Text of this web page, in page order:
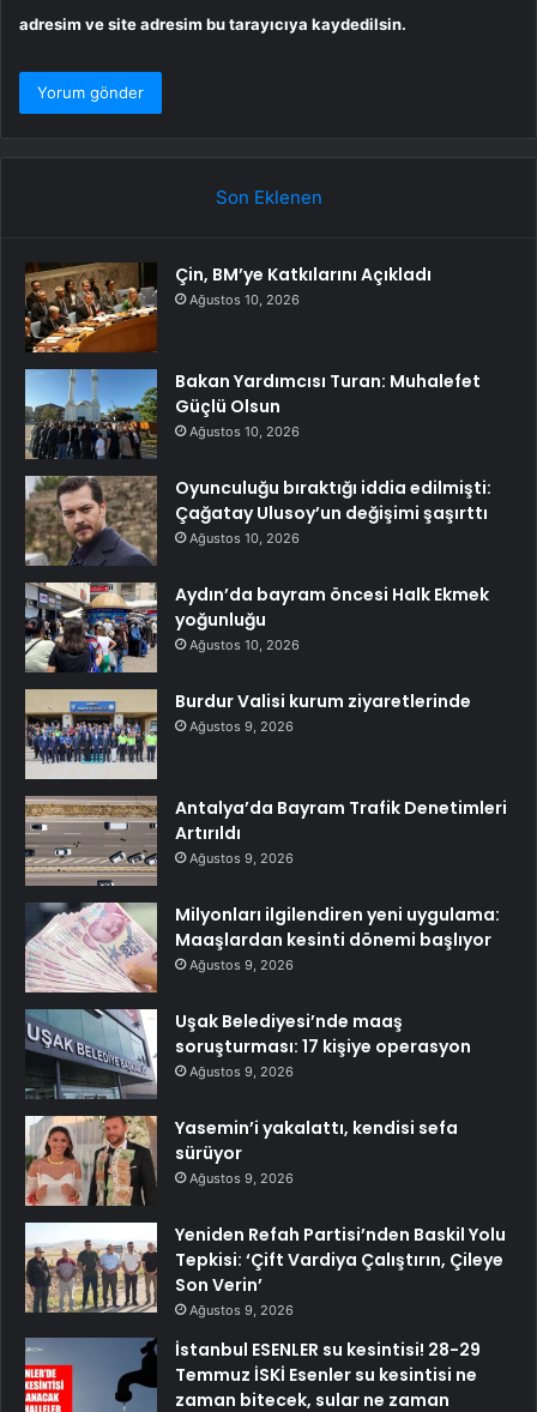
adresim ve site adresim bu tarayıcıya kaydedilsin.
Son Eklenen
Çin, BM’ye Katkılarını Açıkladı
Ağustos 10, 2026
Bakan Yardımcısı Turan: Muhalefet
Güçlü Olsun
Ağustos 10, 2026
Oyunculuğu bıraktığı iddia edilmişti:
Çağatay Ulusoy’un değişimi şaşırttı
Ağustos 10, 2026
Aydın’da bayram öncesi Halk Ekmek
yoğunluğu
Ağustos 10, 2026
Burdur Valisi kurum ziyaretlerinde
Ağustos 9, 2026
Antalya’da Bayram Trafik Denetimleri
Artırıldı
Ağustos 9, 2026
Milyonları ilgilendiren yeni uygulama:
Maaşlardan kesinti dönemi başlıyor
Ağustos 9, 2026
Uşak Belediyesi’nde maaş
soruşturması: 17 kişiye operasyon
Ağustos 9, 2026
Yasemin’i yakalattı, kendisi sefa
sürüyor
Ağustos 9, 2026
Yeniden Refah Partisi’nden Baskil Yolu
Tepkisi: ‘Çift Vardiya Çalıştırın, Çileye
Son Verin’
Ağustos 9, 2026
İstanbul ESENLER su kesintisi! 28-29
Temmuz İSKİ Esenler su kesintisi ne
zaman bitecek, sular ne zaman